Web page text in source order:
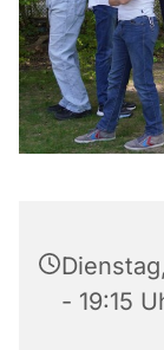
- 19:15